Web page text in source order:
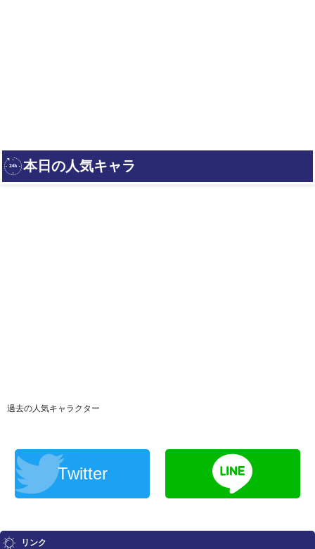
過去の人気キャラクター
Twitter
リンク